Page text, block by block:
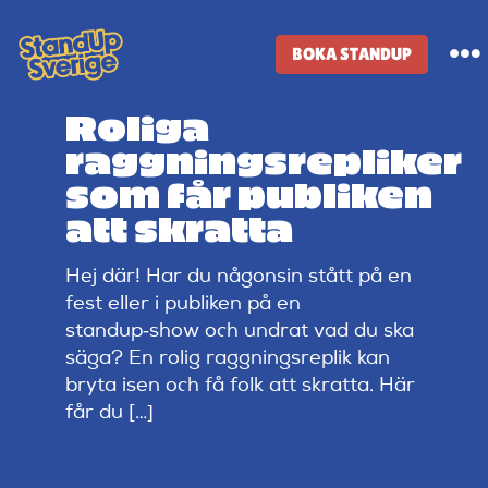
to
content
BOKA STANDUP
Standup-butik
Komiker
Lineup
Tidigare lineup
Klubbar
Roliga
raggningsrepliker
som får publiken
att skratta
Hej där! Har du någonsin stått på en
fest eller i publiken på en
standup‑show och undrat vad du ska
säga? En rolig raggningsreplik kan
bryta isen och få folk att skratta. Här
får du […]